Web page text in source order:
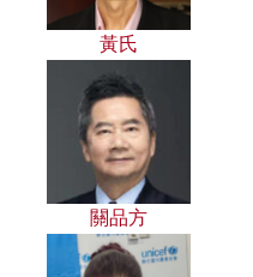
黃氏
關品方